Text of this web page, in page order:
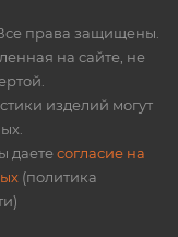
права защищены.
на сайте, не
изделий могут
даетесогласие на
(политика